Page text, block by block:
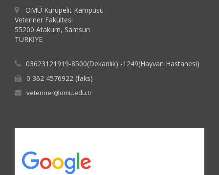
OMÜ Kurupelit Kampüsü
Veteriner Fakültesi
55200 Atakum, Samsun
TÜRKİYE
03623121919-8500(Dekanlık) -1249(Hayvan Hastanesi)
0 362 4576922 (faks)
veteriner@omu.edu.tr